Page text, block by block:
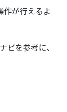
作が行えるよ
ビを参考に、